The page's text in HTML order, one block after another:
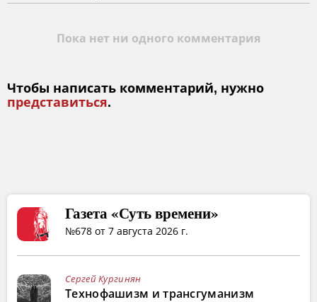
Пока нет ни одного комментария
Чтобы написать комментарий, нужно
представиться.
Газета «Суть времени»
№678 от 7 августа 2026 г.
Сергей Кургинян
Технофашизм и трансгуманизм